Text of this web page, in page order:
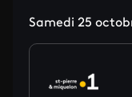
Samedi 25